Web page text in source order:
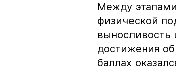
Между
физической
выносливость
достижения
баллах